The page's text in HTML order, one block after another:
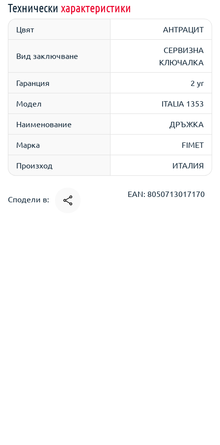
Технически характеристики
Цвят АНТРАЦИТ
Вид заключване
СЕРВИЗНА
КЛЮЧАЛКА
Гаранция 2 yr
Модел ITALIA 1353
Наименование ДРЪЖКА
Марка FIMET
Произход ИТАЛИЯ
Сподели в:
EAN: 8050713017170